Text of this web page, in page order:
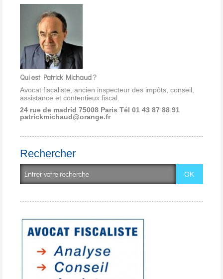
Qui est Patrick Michaud ?
Avocat fiscaliste, ancien inspecteur des impôts, conseil,
assistance et contentieux fiscal.
24 rue de madrid 75008 Paris Tél 01 43 87 88 91
patrickmichaud@orange.fr
Rechercher